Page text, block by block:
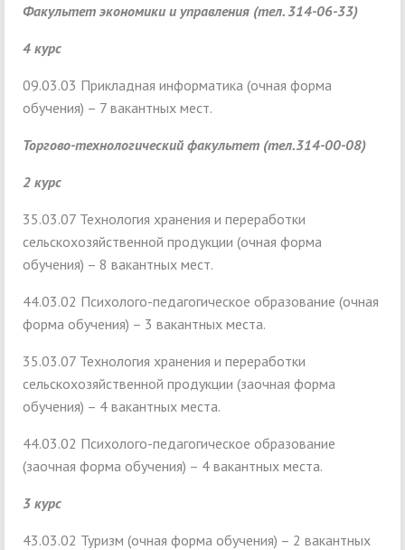
Факультет экономики и управления (тел. 314-06-33)
4 курс
09.03.03 Прикладная информатика (очная форма
обучения) – 7 вакантных мест.
Торгово-технологический факультет (тел.314-00-08)
2 курс
35.03.07 Технология хранения и переработки
сельскохозяйственной продукции (очная форма
обучения) – 8 вакантных мест.
44.03.02 Психолого-педагогическое образование (очная
форма обучения) – 3 вакантных места.
35.03.07 Технология хранения и переработки
сельскохозяйственной продукции (заочная форма
обучения) – 4 вакантных места.
44.03.02 Психолого-педагогическое образование
(заочная форма обучения) – 4 вакантных места.
3 курс
43.03.02 Туризм (очная форма обучения) – 2 вакантных